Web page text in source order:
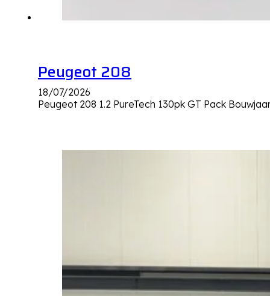
Peugeot 208
18/07/2026
Peugeot 208 1.2 PureTech 130pk GT Pack